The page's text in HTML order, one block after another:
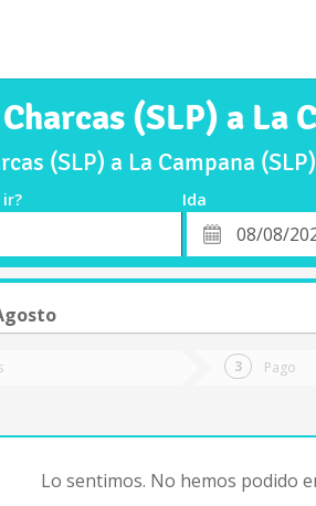
(SLP) a La
(SLP) a La Campana
ir? Ida
Fecha
de
Pago
Lo sentimos. No hemos podido